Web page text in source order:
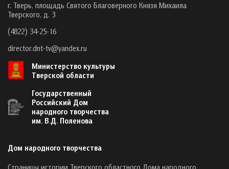
г. Тверь, площадь Святого Благоверного Князя Михаила
Тверского, д. 3
(4822) 34-25-16
director.dnt-tv@yandex.ru
Министерство культуры
Тверской области
Государственный
Российский Дом
народного творчества
им. В.Д. Поленова
Дом народного творчества
Страницы истории Тверского областного Дома народного